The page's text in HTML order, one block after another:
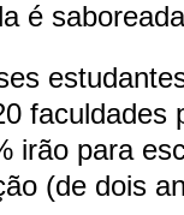
é
faculdades
irão para
(de dois